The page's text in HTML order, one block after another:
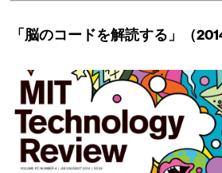
「脳のコードを解読する」（